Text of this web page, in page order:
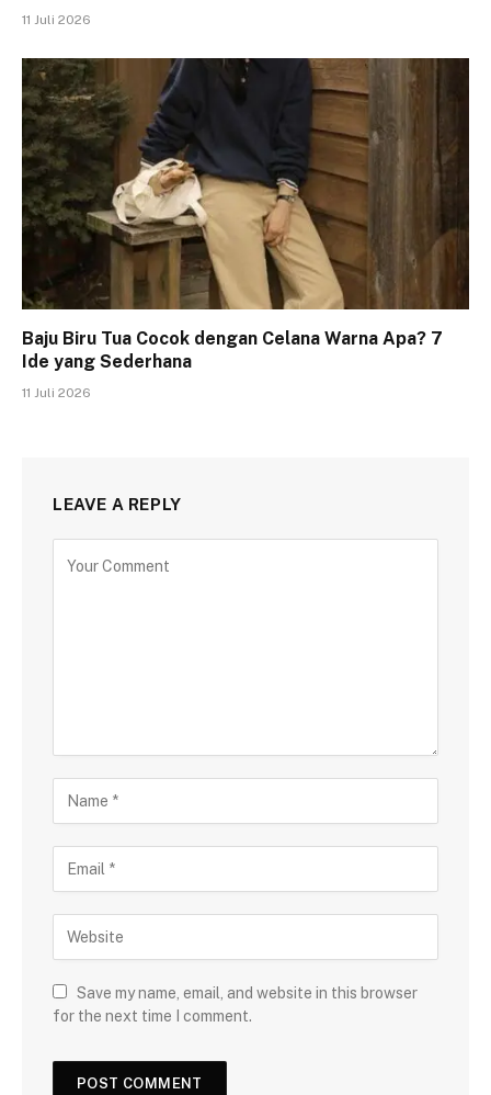
11 Juli 2026
Baju Biru Tua Cocok dengan Celana Warna Apa? 7
Ide yang Sederhana
11 Juli 2026
LEAVE A REPLY
Save my name, email, and website in this browser
for the next time I comment.